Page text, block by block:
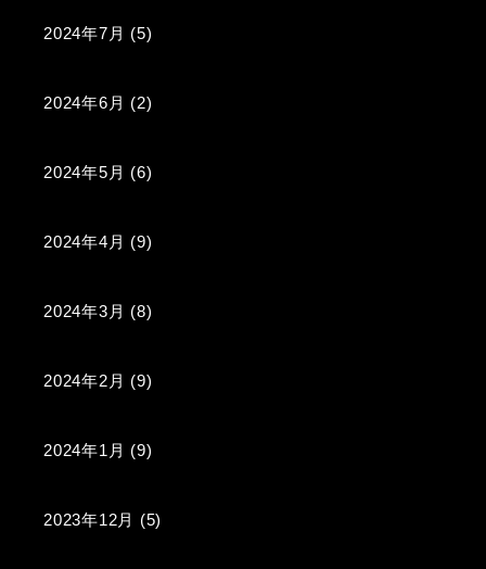
2024年7月 (5)
2024年6月 (2)
2024年5月 (6)
2024年4月 (9)
2024年3月 (8)
2024年2月 (9)
2024年1月 (9)
2023年12月 (5)